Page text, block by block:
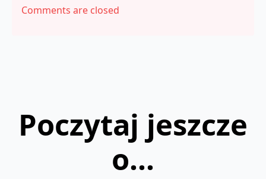
Comments are closed
Poczytaj jeszcze
o...